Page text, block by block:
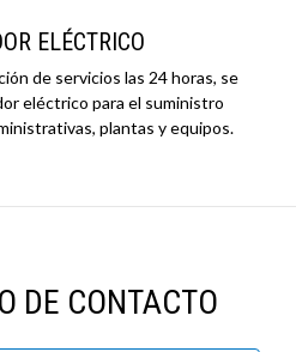
ELÉCTRICO
de servicios las 24 horas, se
eléctrico para el suministro
plantas y equipos.
DE CONTACTO